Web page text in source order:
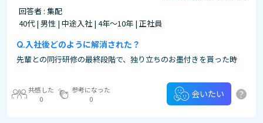
回答者 : 集配
40代 | 男性 | 中途入社 | 4年～10年 | 正社員
入社後どのように解消された？
先輩との同行研修の最終段階で、独り立ちのお墨付きを貰った時
共感した
0
参考になった
0
会いたい ?